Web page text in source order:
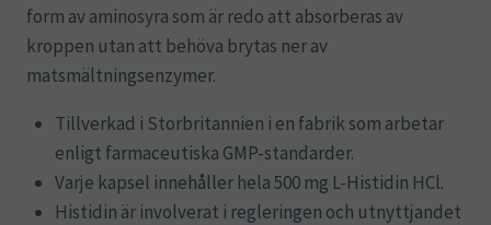
form av aminosyra som är redo att absorberas av
kroppen utan att behöva brytas ner av
matsmältningsenzymer.
Tillverkad i Storbritannien i en fabrik som arbetar
enligt farmaceutiska GMP-standarder.
Varje kapsel innehåller hela 500 mg L-Histidin HCl.
Histidin är involverat i regleringen och utnyttjandet